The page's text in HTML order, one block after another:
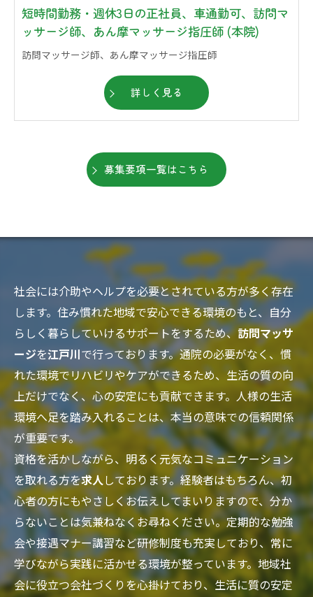
短時間勤務・週休3日の正社員、車通勤可、訪問マ
ッサージ師、あん摩マッサージ指圧師 (本院)
訪問マッサージ師、あん摩マッサージ指圧師
詳しく見る
募集要項一覧はこちら
社会には介助やヘルプを必要とされている方が多く存在
します。住み慣れた地域で安心できる環境のもと、自分
らしく暮らしていけるサポートをするため、訪問マッサ
ージを江戸川で行っております。通院の必要がなく、慣
れた環境でリハビリやケアができるため、生活の質の向
上だけでなく、心の安定にも貢献できます。人様の生活
環境へ足を踏み入れることは、本当の意味での信頼関係
が重要です。
資格を活かしながら、明るく元気なコミュニケーション
を取れる方を求人しております。経験者はもちろん、初
心者の方にもやさしくお伝えしてまいりますので、分か
らないことは気兼ねなくお尋ねください。定期的な勉強
会や接遇マナー講習など研修制度も充実しており、常に
学びながら実践に活かせる環境が整っています。地域社
会に役立つ会社づくりを心掛けており、生活に質の安定